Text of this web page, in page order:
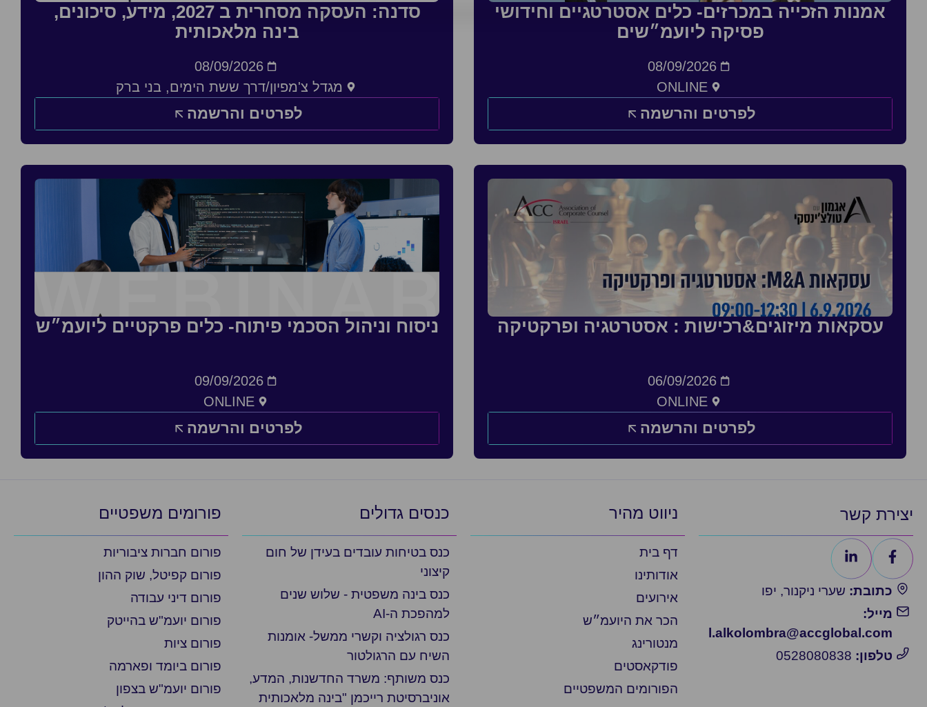
אמנות הזכייה במכרזים- כלים אסטרטגיים וחידושי
פסיקה ליועמ״שים
08/09/2026
ONLINE
לפרטים והרשמה
סדנה: העסקה מסחרית ב 2027, מידע, סיכונים,
בינה מלאכותית
08/09/2026
מגדל צ'מפיון/דרך ששת הימים, בני ברק
לפרטים והרשמה
עסקאות מיזוגים&רכישות : אסטרטגיה ופרקטיקה
06/09/2026
ONLINE
לפרטים והרשמה
ניסוח וניהול הסכמי פיתוח- כלים פרקטיים ליועמ״ש
09/09/2026
ONLINE
לפרטים והרשמה
יצירת קשר
כתובת: שערי ניקנור, יפו
מייל:
l.alkolombra@accglobal.com
טלפון:
ניווט מהיר
דף בית
אודותינו
אירועים
הכר את היועמ״ש
מנטורינג
פודקאסטים
הפורומים המשפטיים
כנסים גדולים
כנס בטיחות עובדים בעידן של חום
קיצוני
כנס בינה משפטית - שלוש שנים
למהפכת ה-AI
כנס רגולציה וקשרי ממשל- אומנות
השיח עם הרגולטור
כנס משותף: משרד החדשנות, המדע,
אוניברסיטת רייכמן "בינה מלאכותית
פורומים משפטיים
פורום חברות ציבוריות
פורום קפיטל, שוק ההון
פורום דיני עבודה
פורום יועמ"ש בהייטק
פורום ציות
פורום ביומד ופארמה
פורום יועמ"ש בצפון